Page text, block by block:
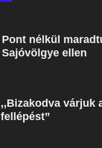
Pont nélkül
Sajóvölgye ellen
,,Bizakodva várjuk
fellépést”